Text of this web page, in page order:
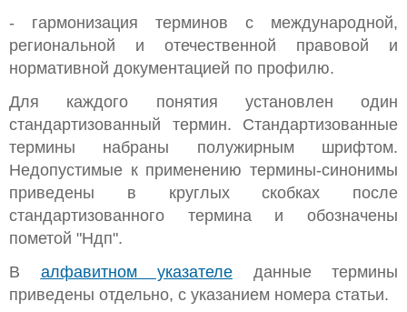
- гармонизация терминов с международной,
региональной и отечественной правовой и
нормативной документацией по профилю.
Для каждого понятия установлен один
стандартизованный термин. Стандартизованные
термины набраны полужирным шрифтом.
Недопустимые к применению термины-синонимы
приведены в круглых скобках после
стандартизованного термина и обозначены
пометой "Ндп".
В алфавитном указателе данные термины
приведены отдельно, с указанием номера статьи.